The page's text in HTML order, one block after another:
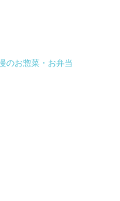
のお惣菜・お弁当